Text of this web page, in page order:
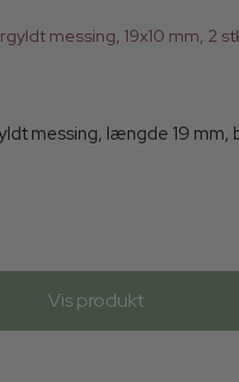
messing, 19x10 mm, 2
messing, længde 19 mm,
Vis produkt